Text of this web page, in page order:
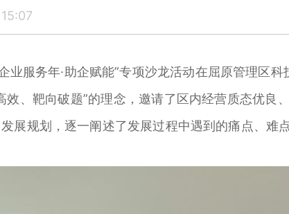
务年·助企赋能”专项沙龙活动在屈原管理区科
、靶向破题”的理念，邀请了区内经营质态优良
展规划，逐一阐述了发展过程中遇到的痛点、难